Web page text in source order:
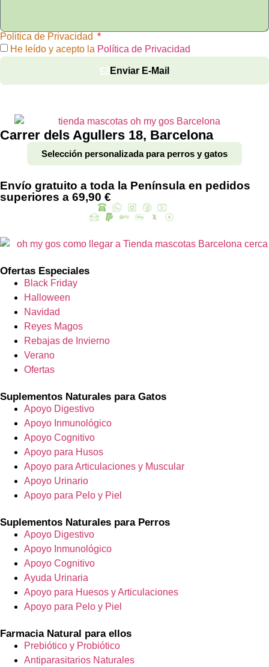
Politica de Privacidad
He leído y acepto la Política de Privacidad
Enviar E-Mail
Carrer dels Agullers 18, Barcelona
Selección personalizada para perros y gatos
Envío gratuito a toda la Península en pedidos
superiores a 69,90 €
Ofertas Especiales
Black Friday
Halloween
Navidad
Reyes Magos
Rebajas de Invierno
Verano
Ofertas
Suplementos Naturales para Gatos
Apoyo Digestivo
Apoyo Inmunológico
Apoyo Cognitivo
Apoyo para Husos
Apoyo para Articulaciones y Muscular
Apoyo Urinario
Apoyo para Pelo y Piel
Suplementos Naturales para Perros
Apoyo Digestivo
Apoyo Inmunológico
Apoyo Cognitivo
Ayuda Urinaria
Apoyo para Huesos y Articulaciones
Apoyo para Pelo y Piel
Farmacia Natural para ellos
Prebiótico y Probiótico
Antiparasitarios Naturales